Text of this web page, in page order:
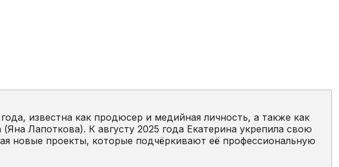
известна как продюсер и медийная личность, а также как
Лапоткова). К августу 2025 года Екатерина укрепила свою
новые проекты, которые подчёркивают её профессиональную